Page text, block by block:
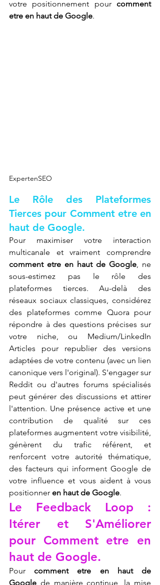
votre positionnement pour comment
etre en haut de Google.
ExpertenSEO
Le Rôle des Plateformes
Tierces pour Comment etre en
haut de Google.
Pour maximiser votre interaction
comment etre en haut de Google, ne
sous-estimez pas le rôle des
plateformes tierces. Au-delà des
réseaux sociaux classiques, considérez
des plateformes comme Quora pour
répondre à des questions précises sur
votre niche, ou Medium/LinkedIn
Articles pour republier des versions
adaptées de votre contenu (avec un lien
canonique vers l'original). S'engager sur
Reddit ou d'autres forums spécialisés
peut générer des discussions et attirer
l'attention. Une présence active et une
contribution de qualité sur ces
plateformes augmentent votre visibilité,
génèrent du trafic référent, et
renforcent votre autorité thématique,
des facteurs qui informent Google de
votre influence et vous aident à vous
positionner en haut de Google.
Le Feedback Loop :
Itérer et S'Améliorer
pour Comment etre en
haut de Google.
Pour comment etre en haut de
Google de manière continue, la mise